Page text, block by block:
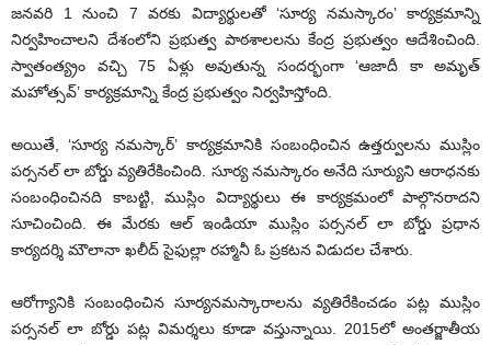
జనవరి 1 నుంచి 7 వరకు విద్యార్థులతో ‘సూర్య నమస్కారం’ కార్యక్రమాన్ని
నిర్వహించాలని దేశంలోని ప్రభుత్వ పాఠశాలలను కేంద్ర ప్రభుత్వం ఆదేశించింది.
స్వాతంత్య్రం వచ్చి 75 ఏళ్లు అవుతున్న సందర్భంగా ‘ఆజాదీ కా అమృత్‌
మహోత్సవ్‌’ కార్యక్రమాన్ని కేంద్ర ప్రభుత్వం నిర్వహిస్తోంది.
అయితే, ‘సూర్య నమస్కార్’ కార్యక్రమానికి సంబంధించిన ఉత్తర్వులను ముస్లిం
పర్సనల్ లా బోర్డు వ్యతిరేకించింది. సూర్య నమస్కారం అనేది సూర్యుని ఆరాధనకు
సంబంధించినది కాబట్టి, ముస్లిం విద్యార్థులు ఈ కార్యక్రమంలో పాల్గొనరాదని
సూచించింది. ఈ మేరకు ఆల్ ఇండియా ముస్లిం పర్సనల్ లా బోర్డు ప్రధాన
కార్యదర్శి మౌలానా ఖలీద్ సైఫుల్లా రహ్మానీ ఓ ప్రకటన విడుదల చేశారు.
ఆరోగ్యానికి సంబంధించిన సూర్య‌న‌మ‌స్కారాల‌ను వ్య‌తిరేకించ‌డం ప‌ట్ల ముస్లిం
ప‌ర్స‌న‌ల్ లా బోర్డు ప‌ట్ల విమ‌ర్శ‌లు కూడా వ‌స్తున్నాయి. 2015లో అంతర్జాతీయ